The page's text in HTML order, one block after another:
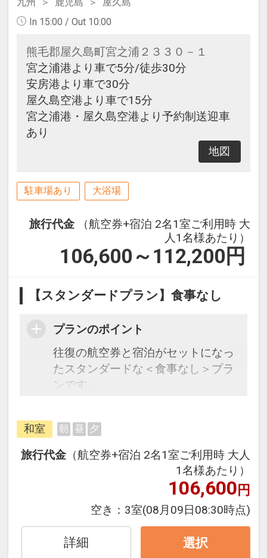
In 15:00 / Out 10:00
熊毛郡屋久島町宮之浦２３３０－１
宮之浦港より車で5分/徒歩30分
安房港より車で30分
屋久島空港より車で15分
宮之浦港・屋久島空港より予約制送迎車
あり
地図
駐車場あり 大浴場
旅行代金
（航空券+宿泊 2名1室ご利用時 大
人1名様あたり）
106,600～112,200 円
【スタンダードプラン】食事なし
プランのポイント
往復の航空券と宿泊がセットになっ
たスタンダードな＜食事なし＞プラ
ンです。
できるダイナミックパッケージだか
ら、一都市滞在はもちろん周遊旅行
にも最適！
旅行期間中の1泊だけの宿泊や延
泊・飛び泊なども自由自在です。
フライトは、安心のJAL（または
JALグループ）確約！フライトマイ
ル50%貯まります。
和室 朝 昼 夕
旅行代金 （航空券+宿泊 2名1室ご利用時 大人
1名様あたり）
106,600円
空き： 3室(08月09日08:30時点)
詳細 選択